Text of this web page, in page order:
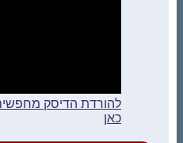
להורדת הדיסק
כאן